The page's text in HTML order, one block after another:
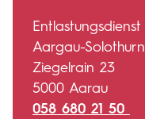
Entlastungsdienst
Aargau-Solothurn
Ziegelrain 23
5000 Aarau
058 680 21 50